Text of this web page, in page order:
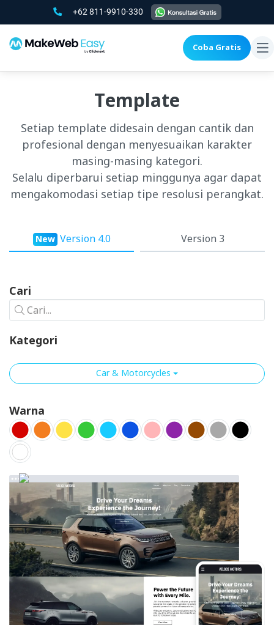
+62 811-9910-330
Coba Gratis
Template
Setiap template didesain dengan cantik dan
profesional dengan menyesuaikan karakter
masing-masing kategori.
Selalu diperbarui setiap minggunya agar dapat
mengakomodasi setiap tipe resolusi perangkat.
NewVersion 4.0 Version 3
Cari
Cari...
Kategori
Car & Motorcycles
Warna